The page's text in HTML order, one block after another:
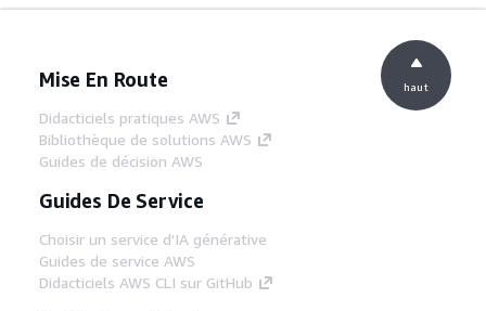
Mise En Route
Didacticiels pratiques AWS
Bibliothèque de solutions AWS
Guides de décision AWS
Guides De Service
Choisir un service d'IA générative
Guides de service AWS
Didacticiels AWS CLI sur GitHub
haut